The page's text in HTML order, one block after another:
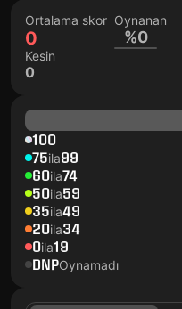
Ortalama skor
0
Oynanan
%0
Kesin
0
100
75ila99
60ila74
50ila59
35ila49
20ila34
0ila19
DNPOynamadı